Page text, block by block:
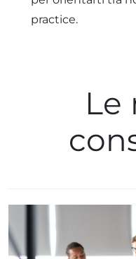
practice.
Le